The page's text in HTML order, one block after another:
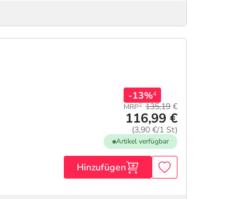
MRP2 135,19 €
116,99 €
(3,90 €/1 St)
-13%4
Artikel verfügbar
Hinzufügen